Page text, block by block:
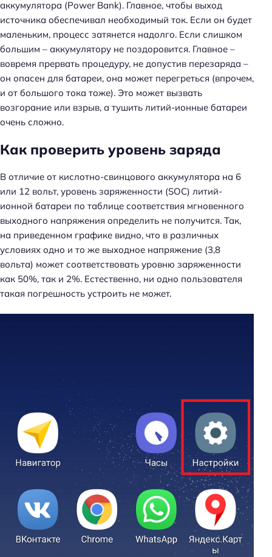
аккумулятора (Power Bank). Главное, чтобы выход
источника обеспечивал необходимый ток. Если он будет
маленьким, процесс затянется надолго. Если слишком
большим – аккумулятору не поздоровится. Главное –
вовремя прервать процедуру, не допустив перезаряда –
он опасен для батареи, она может перегреться (впрочем,
и от большого тока тоже). Это может вызвать
возгорание или взрыв, а тушить литий-ионные батареи
очень сложно.
Как проверить уровень заряда
В отличие от кислотно-свинцового аккумулятора на 6
или 12 вольт, уровень заряженности (SOC) литий-
ионной батареи по таблице соответствия мгновенного
выходного напряжения определить не получится. Так,
на приведенном графике видно, что в различных
условиях одно и то же выходное напряжение (3,8
вольта) может соответствовать уровню заряженности
как 50%, так и 2%. Естественно, ни одно пользователя
такая погрешность устроить не может.
Н
а
й
т
и
: